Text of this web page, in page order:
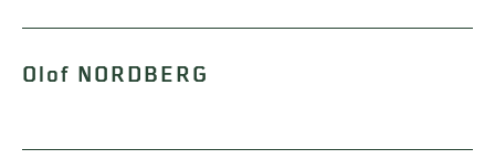
Olof NORDBERG